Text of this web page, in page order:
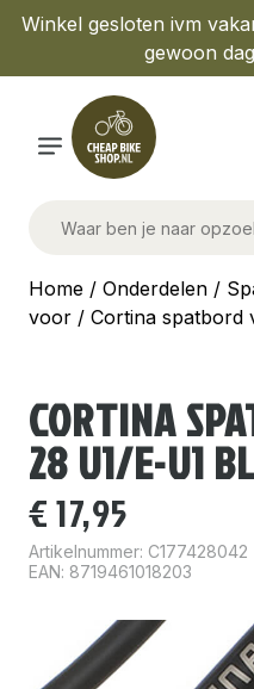
Winkel gesloten ivm
gewoon
Home / Onderdelen /
voor / Cortina spatbord
CORTINA
28 U1/E-U1
€17,95
Artikelnummer: C177428042
EAN: 8719461018203